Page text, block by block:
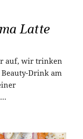
Latte
auf, wir trinken
Drink am